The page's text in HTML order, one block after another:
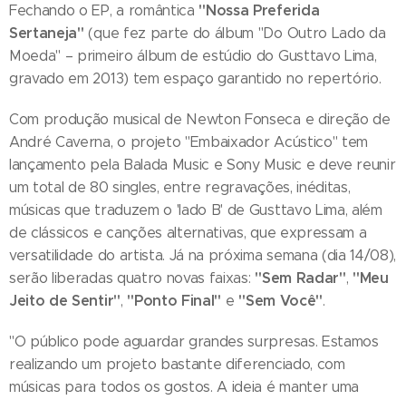
Fechando o EP, a romântica "Nossa Preferida
Sertaneja"(que fez parte do álbum "Do Outro Lado da
Moeda" – primeiro álbum de estúdio do Gusttavo Lima,
gravado em 2013) tem espaço garantido no repertório.
Com produção musical de Newton Fonseca e direção de
André Caverna, o projeto "Embaixador Acústico" tem
lançamento pela Balada Music e Sony Music e deve reunir
um total de 80 singles, entre regravações, inéditas,
músicas que traduzem o 'lado B' de Gusttavo Lima, além
de clássicos e canções alternativas, que expressam a
versatilidade do artista. Já na próxima semana (dia 14/08),
serão liberadas quatro novas faixas: "Sem Radar", "Meu
Jeito de Sentir", "Ponto Final" e "Sem Você".
"O público pode aguardar grandes surpresas. Estamos
realizando um projeto bastante diferenciado, com
músicas para todos os gostos. A ideia é manter uma